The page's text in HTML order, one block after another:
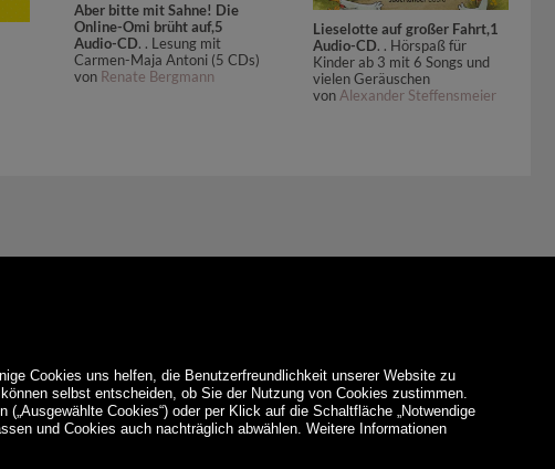
Aber bitte mit Sahne! Die
Online-Omi brüht auf,5
Audio-CD. . Lesung mit
Carmen-Maja Antoni (5 CDs)
von Renate Bergmann
Lieselotte auf großer Fahrt,1
Audio-CD. . Hörspaß für
Kinder ab 3 mit 6 Songs und
vielen Geräuschen
von Alexander Steffensmeier
Cookies uns helfen, die Benutzerfreundlichkeit unserer Website zu
selbst entscheiden, ob Sie der Nutzung von Cookies zustimmen.
Cookies“) oder per Klick auf die Schaltfläche „Notwendige
und Cookies auch nachträglich abwählen. Weitere Informationen